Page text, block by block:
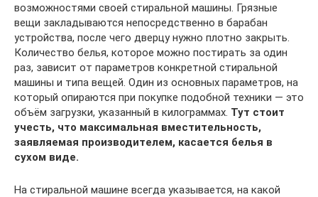
возможностями своей стиральной машины. Грязные
вещи закладываются непосредственно в барабан
устройства, после чего дверцу нужно плотно закрыть.
Количество белья, которое можно постирать за один
раз, зависит от параметров конкретной стиральной
машины и типа вещей. Один из основных параметров, на
который опираются при покупке подобной техники — это
объём загрузки, указанный в килограммах. Тут стоит
учесть, что максимальная вместительность,
заявляемая производителем, касается белья в
сухом виде.
На стиральной машине всегда указывается, на какой